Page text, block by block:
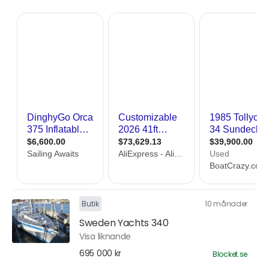
Butik 10 månader
Sweden Yachts 340
Visa liknande
695 000 kr
Blocket.se